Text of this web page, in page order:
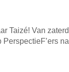
Taizé! Van